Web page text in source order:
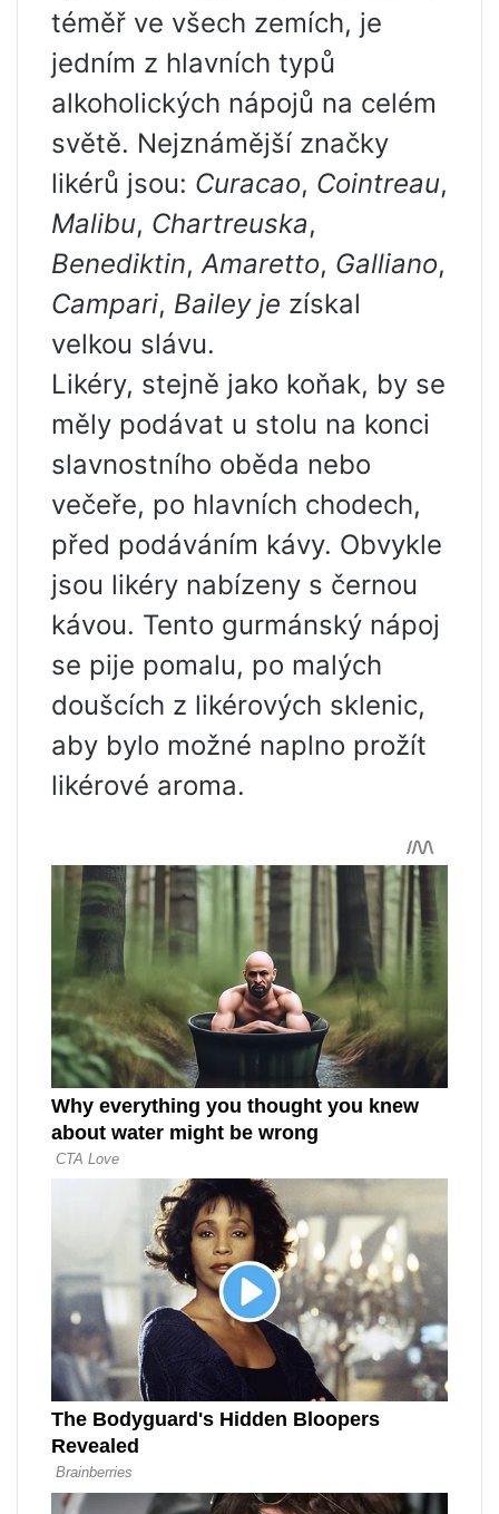
téměř ve všech zemích, je
jedním z hlavních typů
alkoholických nápojů na celém
světě. Nejznámější značky
likérů jsou: Curacao, Cointreau,
Malibu, Chartreuska,
Benediktin,Amaretto, Galliano,
Campari, Bailey je získal
velkou slávu.
Likéry, stejně jako koňak, by se
měly podávat u stolu na konci
slavnostního oběda nebo
večeře, po hlavních chodech,
před podáváním kávy. Obvykle
jsou likéry nabízeny s černou
kávou. Tento gurmánský nápoj
se pije pomalu, po malých
doušcích z likérových sklenic,
aby bylo možné naplno prožít
likérové ​​aroma.